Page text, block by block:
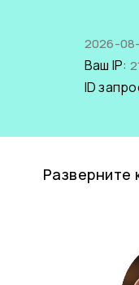
2026-
Ваш IP:
ID
Разверните